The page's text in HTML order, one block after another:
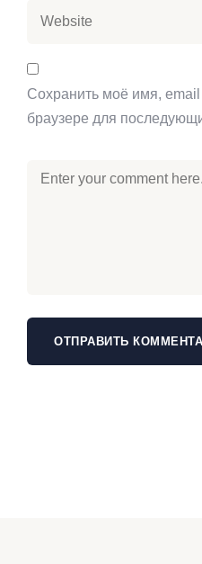
Сохранить моё имя, email
браузере для